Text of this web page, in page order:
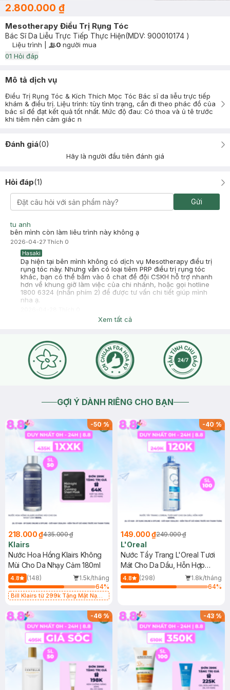
2.800.000 ₫
Mesotherapy Điều Trị Rụng Tóc
Bác Sĩ Da Liễu Trực Tiếp Thực Hiện(MDV: 900010174 )
Timer Gray Icon
Liệu trình User Product Icon
0 người mua
01 Hỏi đáp
Mô tả dịch vụ
Điều Trị Rụng Tóc & Kích Thích Mọc Tóc Bác sĩ da liễu trực tiếp
khám & điều trị. Liệu trình: tùy tình trạng, cần đi theo phác đồ của
bác sĩ để đạt kết quả tốt nhất. Mức độ đau: Có thoa và ủ tê trước
khi tiêm nên cảm giác n
Đánh giá(0)
Hãy là người đầu tiên đánh giá
Hỏi đáp(1)
Gửi
tu anh
bên mình còn làm liêu trình này không ạ
2026-04-27 Thích 0
Hasaki
Dạ hiện tại bên mình không có dịch vụ Mesotherapy điều trị
rụng tóc này. Nhưng vẫn có loại tiêm PRP điều trị rụng tóc
khác, bạn có thể bấm vào ô chat để đội CSKH hỗ trợ nhanh
hơn về khung giờ làm việc của chi nhánh, hoặc gọi hotline
1800 6324 (nhấn phím 2) để được tư vấn chi tiết giúp mình
nha ạ.
Xem tất cả
GỢI Ý DÀNH RIÊNG CHO BẠN
-50%
218.000 ₫435.000 ₫
Klairs
Nước Hoa Hồng Klairs Không
Mùi Cho Da Nhạy Cảm 180ml
4.8 (148)
1.5k/tháng
64%
Bill Klairs từ 299k Tặng Mặt Nạ
25ml (SL Có Hạn)
-40%
149.000 ₫249.000 ₫
L'Oreal
Nước Tẩy Trang L'Oreal Tươi
Mát Cho Da Dầu, Hỗn Hợp
400ml
4.8 (298)
1.8k/tháng
64%
-46% -43%